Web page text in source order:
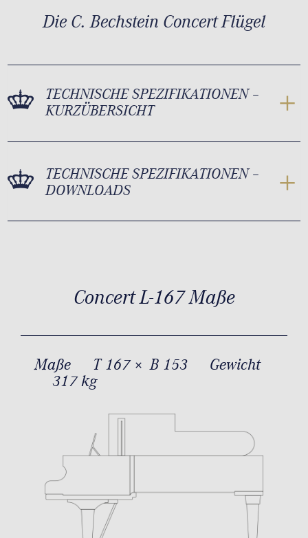
Die C. Bechstein Concert Flügel
TECHNISCHE SPEZIFIKATIONEN –
KURZÜBERSICHT
TECHNISCHE SPEZIFIKATIONEN –
DOWNLOADS
Concert L-167 Maße
Maße T 167 × B 153
Gewicht
317 kg